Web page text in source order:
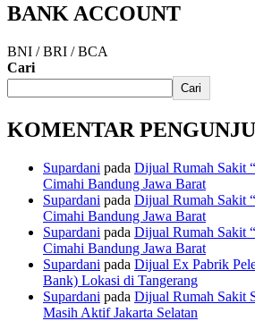
BANK ACCOUNT
BNI / BRI / BCA
Cari
Cari
KOMENTAR
Supardani pada Dijual Rumah
Cimahi Bandung Jawa Barat
Supardani pada Dijual Rumah
Cimahi Bandung Jawa Barat
Supardani pada Dijual Rumah
Cimahi Bandung Jawa Barat
Supardani pada Dijual Ex Pabrik
Bank) Lokasi di Tangerang
Supardani pada Dijual Rumah Sakit
Masih Aktif Jakarta Selatan